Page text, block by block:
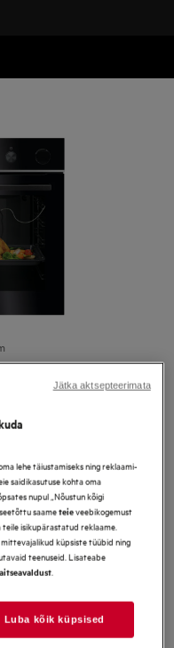
with
– täpsed ja krõbedad
temperatuuri.
lehe täiustamiseks ning reklaami-
saidikasutuse kohta oma
nupul „Nõustun kõigi
saameteieveebikogemust
teile isikupärastatud reklaame.
küpsiste tüübid ning
teenuseid. Lisateabe
.
Luba kõik küpsised
Jätka aktsepteerimata